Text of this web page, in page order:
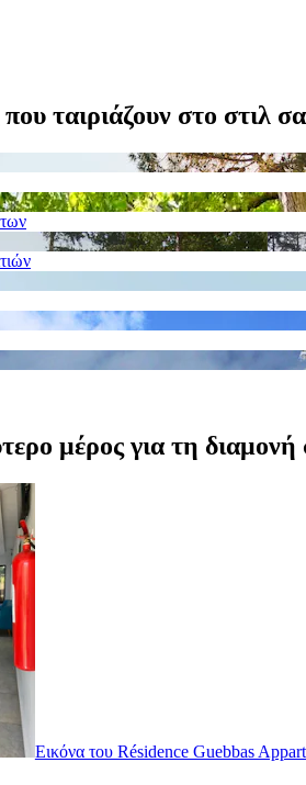
ταιριάζουν στο στιλ
μέρος για τη
Εικόνα του Résidence Guebbas